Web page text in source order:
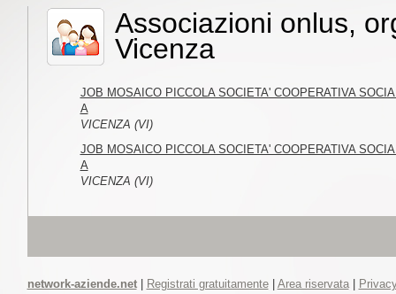
Associazioni onlus,
Vicenza
JOB MOSAICO PICCOLA SOCIETA' COOPERATIVA
A
VICENZA (VI)
JOB MOSAICO PICCOLA SOCIETA' COOPERATIVA
A
VICENZA (VI)
network-aziende.net| Registrati gratuitamente| Area riservata|